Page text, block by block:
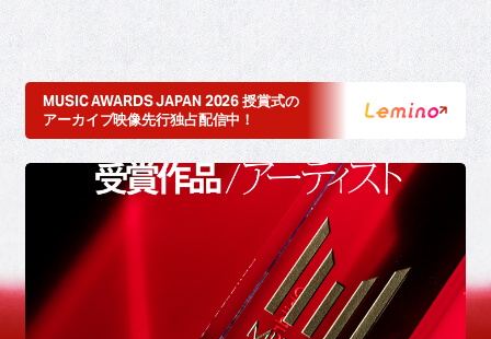
MUSIC AWARDS JAPAN 2026 授賞式の
アーカイブ映像先行独占配信中！